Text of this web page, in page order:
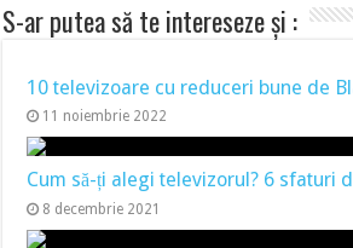
S-ar putea să te intereseze și :
10 televizoare cu reduceri bune de
11 noiembrie 2022
Cum să-ți alegi televizorul? 6 sfaturi
8 decembrie 2021